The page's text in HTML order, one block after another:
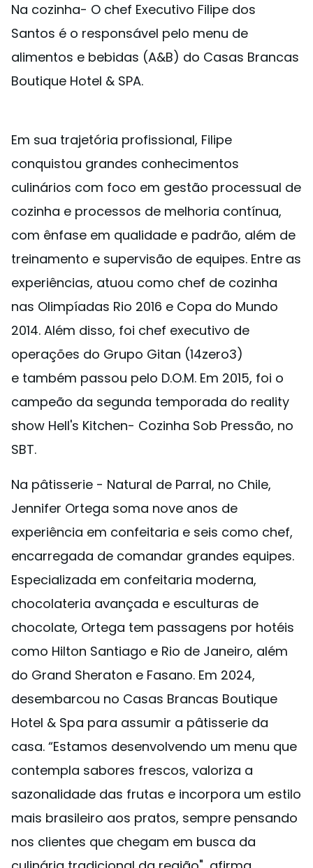
Na cozinha- O chef Executivo Filipe dos
Santos é o responsável pelo menu de
alimentos e bebidas (A&B) do Casas Brancas
Boutique Hotel & SPA.
Em sua trajetória profissional, Filipe
conquistou grandes conhecimentos
culinários com foco em gestão processual de
cozinha e processos de melhoria contínua,
com ênfase em qualidade e padrão, além de
treinamento e supervisão de equipes. Entre as
experiências, atuou como chef de cozinha
nas Olimpíadas Rio 2016 e Copa do Mundo
2014. Além disso, foi chef executivo de
operações do Grupo Gitan (14zero3)
e também passou pelo D.O.M. Em 2015, foi o
campeão da segunda temporada do reality
show Hell's Kitchen- Cozinha Sob Pressão, no
SBT.
Na pâtisserie - Natural de Parral, no Chile,
Jennifer Ortega soma nove anos de
experiência em confeitaria e seis como chef,
encarregada de comandar grandes equipes.
Especializada em confeitaria moderna,
chocolateria avançada e esculturas de
chocolate, Ortega tem passagens por hotéis
como Hilton Santiago e Rio de Janeiro, além
do Grand Sheraton e Fasano. Em 2024,
desembarcou no Casas Brancas Boutique
Hotel & Spa para assumir a pâtisserie da
casa. “Estamos desenvolvendo um menu que
contempla sabores frescos, valoriza a
sazonalidade das frutas e incorpora um estilo
mais brasileiro aos pratos, sempre pensando
nos clientes que chegam em busca da